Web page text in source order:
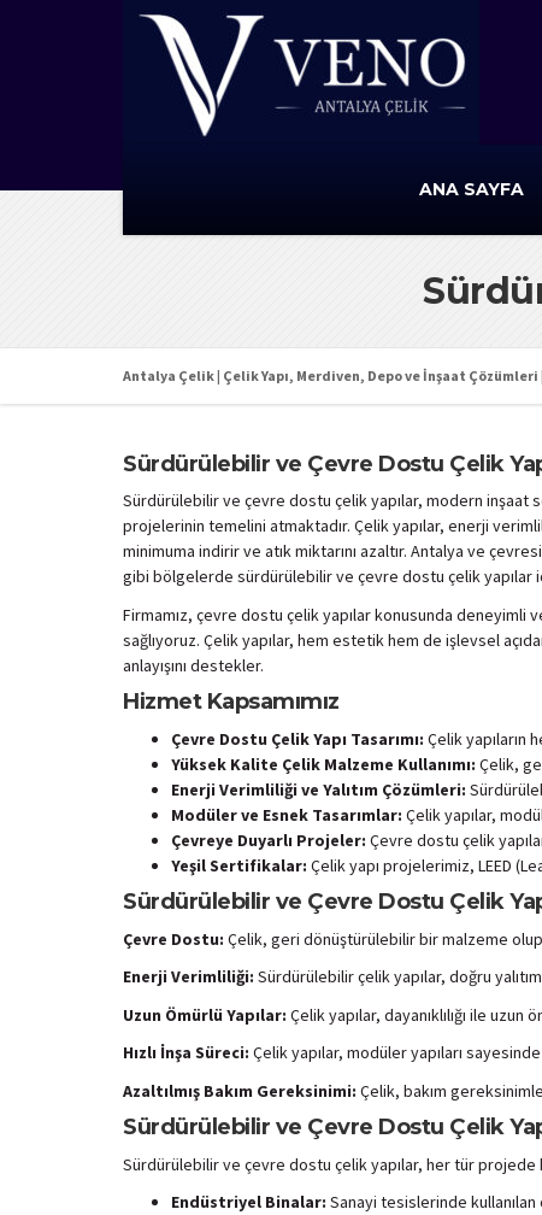
ANA SAYFA
Antalya Çelik | Çelik Yapı, Merdiven, Depo ve İnşaat
Sürdürülebilir ve Çevre Dostu Çelik
Sürdürülebilir ve çevre dostu çelik yapılar, modern inşaat
projelerinin temelini atmaktadır. Çelik yapılar, enerji
minimuma indirir ve atık miktarını azaltır. Antalya ve
gibi bölgelerde sürdürülebilir ve çevre dostu çelik yapılar
Firmamız, çevre dostu çelik yapılar konusunda
sağlıyoruz. Çelik yapılar, hem estetik hem de işlevsel
anlayışını destekler.
Hizmet Kapsamımız
Çevre Dostu Çelik Yapı Tasarımı: Çelik yapıların
Yüksek Kalite Çelik Malzeme Kullanımı: Çelik,
Enerji Verimliliği ve Yalıtım Çözümleri:
Modüler ve Esnek Tasarımlar: Çelik yapılar,
Çevreye Duyarlı Projeler: Çevre dostu çelik
Yeşil Sertifikalar: Çelik yapı projelerimiz, LEED
Sürdürülebilir ve Çevre Dostu Çelik
Çevre Dostu: Çelik, geri dönüştürülebilir bir malzeme olup,
Enerji Verimliliği: Sürdürülebilir çelik yapılar, doğru
Uzun Ömürlü Yapılar: Çelik yapılar, dayanıklılığı ile
Hızlı İnşa Süreci: Çelik yapılar, modüler yapıları
Azaltılmış Bakım Gereksinimi: Çelik, bakım
Sürdürülebilir ve Çevre Dostu Çelik
Sürdürülebilir ve çevre dostu çelik yapılar, her tür
Endüstriyel Binalar: Sanayi tesislerinde kullanılan